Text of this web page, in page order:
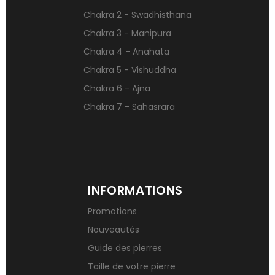
Signification des pierres de naissance
Chakra 2 - Swadhisthana
Chakra 3 - Manipura
Chakra 4 - Anahata
Chakra 5 - Vishuddha
Chakra 6 - Ajna
Chakra 7 - Sahasrara
INFORMATIONS
Promotions
Nouveautés
Guide des pierres
Taille de votre pierre